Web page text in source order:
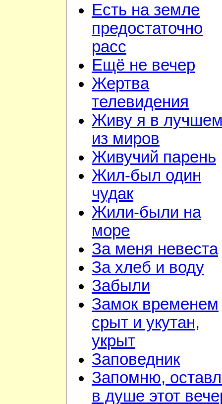
Есть на земле
предостаточно
расс
Ещё не вечер
Жертва
телевидения
Живу я в
из миров
Живучий парень
Жил-был один
чудак
Жили-были на
море
За меня невеста
За хлеб и воду
Забыли
Замок временем
срыт и укутан,
укрыт
Заповедник
Запомню,
в душе этот